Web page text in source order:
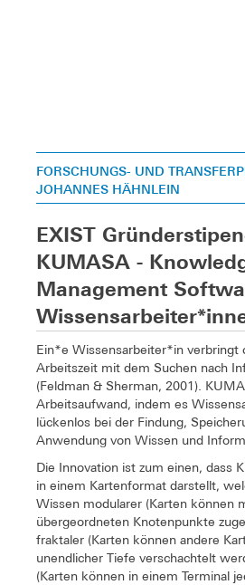
FORSCHUNGS- UND
JOHANNES HÄHNLEIN
EXIST
KUMASA -
Management
Ein*e Wissensarbeiter*in verbringt
Arbeitszeit mit dem Suchen nach
(Feldman & Sherman, 2001).
Arbeitsaufwand, indem es
lückenlos bei der Findung,
Anwendung von Wissen und
Die Innovation ist zum einen, dass
in einem Kartenformat darstellt,
Wissen modularer (Karten können
übergeordneten Knotenpunkte
fraktaler (Karten können andere
unendlicher Tiefe verschachtelt
(Karten können in einem Terminal